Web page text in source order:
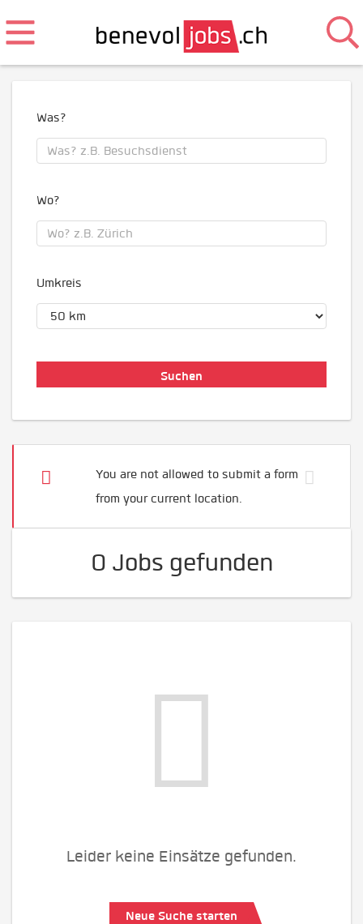
Was?
Wo?
Umkreis
You are not allowed to submit a form
from your current location.
0 Jobs gefunden
Leider keine Einsätze gefunden.
Neue Suche starten